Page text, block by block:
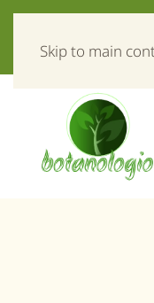
Skip to main